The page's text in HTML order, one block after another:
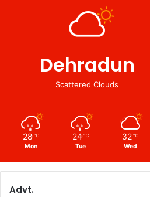
Dehradun
Scattered Clouds
28 ℃
Mon
24 ℃
Tue
32 ℃
Wed
Advt.